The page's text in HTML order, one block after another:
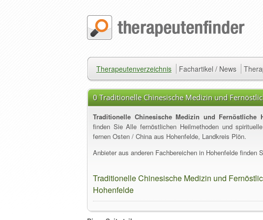
Therapeutenverzeichnis Fachartikel / News
0 Traditionelle Chinesische Medizin und
Hohenfelde
Traditionelle Chinesische Medizin und Fernöstliche
finden Sie Alle fernöstlichen Heilmethoden und
fernen Osten / China aus Hohenfelde, Landkreis Plön.
Anbieter aus anderen Fachbereichen in Hohenfelde finden
Traditionelle Chinesische Medizin und
Hohenfelde